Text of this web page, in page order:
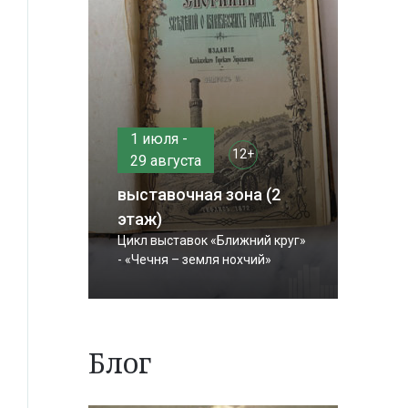
1 июля -
29 августа
12+
выставочная зона (2
этаж)
Цикл выставок «Ближний круг»
- «Чечня – земля нохчий»
Блог